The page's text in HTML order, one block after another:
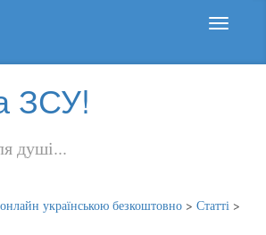
ЗСУ!
душі...
українською безкоштовно > Статті >